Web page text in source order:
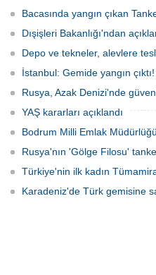
Bacasında yangın çıkan
Dışişleri Bakanlığı'ndan
Depo ve tekneler, alevlere
İstanbul: Gemide yangın çıktı!
Rusya, Azak Denizi'nde
YAŞ kararları açıklandı
Bodrum Milli Emlak
Rusya'nın 'Gölge Filosu'
Türkiye'nin ilk kadın
Karadeniz'de Türk gemisine